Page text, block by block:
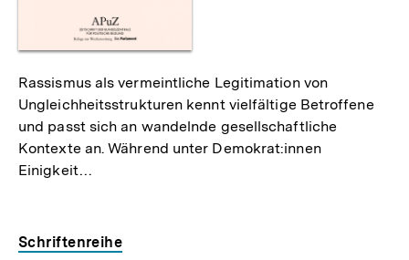
Rassismus als vermeintliche Legitimation von
Ungleichheitsstrukturen kennt vielfältige Betroffene
und passt sich an wandelnde gesellschaftliche
Kontexte an. Während unter Demokrat:innen
Einigkeit…
Schriftenreihe